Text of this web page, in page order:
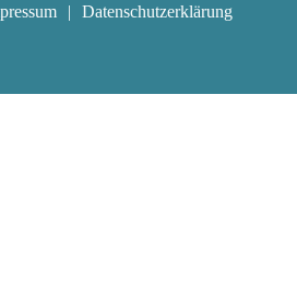
Datenschutzerklärung